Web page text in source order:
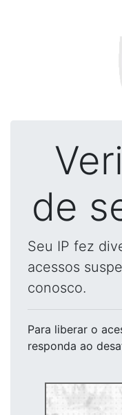
de
Seu IP fez
acessos
conosco.
Para liberar o
responda ao